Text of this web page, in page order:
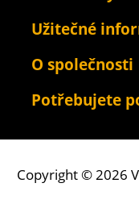
Užitečné
O společnosti
Potřebujete
Copyright © 2026